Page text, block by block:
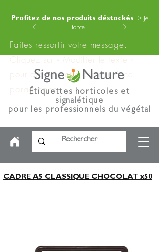
Profitez de nos produits déstockés
> Je
fonce !
Faites ressortir votre message.
Cliquez sur « Modifier le texte »
pour ajouter votre contenu à ce
paragraphe.
Étiquettes horticoles et
signalétique
pour les professionnels du végétal
CADRE A5 CLASSIQUE CHOCOLAT x50